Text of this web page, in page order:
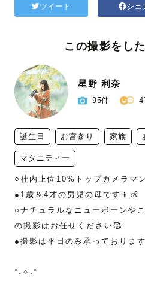
ツイート シェ
この撮影をし
星野 利奈
95件
誕生日 お宮参り 家族
マタニティー
○社内上位10%トップカメラマ
●1歳＆4才の男児の母です👦👶
○ナチュラルなニューボーンや
の撮影はお任せください🥰
●撮影は平日のみ承っております
°˖✧˖°